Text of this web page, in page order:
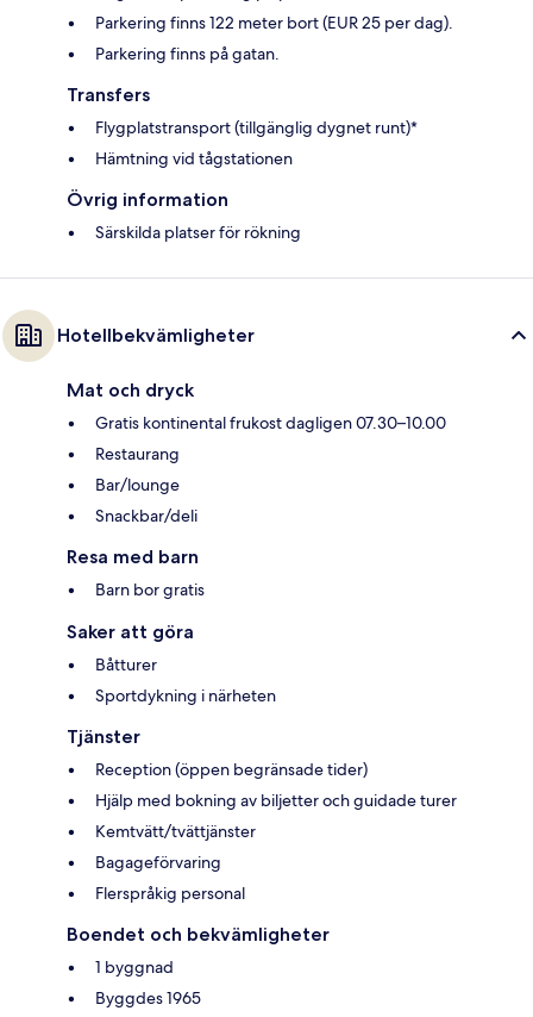
Parkering finns 122 meter bort (EUR 25 per dag).
Parkering finns på gatan.
Transfers
Flygplatstransport (tillgänglig dygnet runt)*
Hämtning vid tågstationen
Övrig information
Särskilda platser för rökning
Hotellbekvämligheter
Mat och dryck
Gratis kontinental frukost dagligen 07.30–10.00
Restaurang
Bar/lounge
Snackbar/deli
Resa med barn
Barn bor gratis
Saker att göra
Båtturer
Sportdykning i närheten
Tjänster
Reception (öppen begränsade tider)
Hjälp med bokning av biljetter och guidade turer
Kemtvätt/tvättjänster
Bagageförvaring
Flerspråkig personal
Boendet och bekvämligheter
1 byggnad
Byggdes 1965